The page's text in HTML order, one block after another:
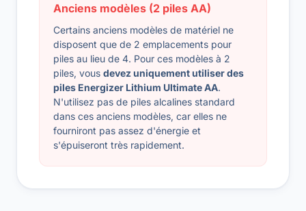
Anciens modèles (2 piles AA)
Certains anciens modèles de matériel ne
disposent que de 2 emplacements pour
piles au lieu de 4. Pour ces modèles à 2
piles, vous devez uniquement utiliser des
piles Energizer Lithium Ultimate AA.
N'utilisez pas de piles alcalines standard
dans ces anciens modèles, car elles ne
fourniront pas assez d'énergie et
s'épuiseront très rapidement.